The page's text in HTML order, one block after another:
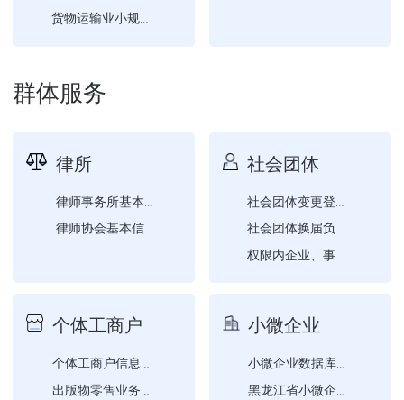
货物运输业小规模纳税人异...
群体服务
律所
律师事务所基本信息查询
律师协会基本信息查询
社会团体
社会团体变更登记（社会团...
社会团体换届负责人、监事...
权限内企业、事业单位、社...
个体工商户
个体工商户信息确认
小微企业
小微企业数据库查询